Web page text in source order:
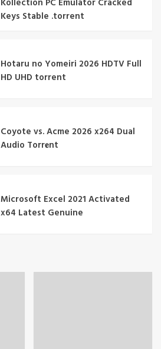
Kollection PC Emulator Cracked
Keys Stable .torrent
Hotaru no Yomeiri 2026 HDTV Full
HD UHD torrent
Coyote vs. Acme 2026 x264 Dual
Audio Torr𝐞nt
Microsoft Excel 2021 Activated
x64 Latest Genuine